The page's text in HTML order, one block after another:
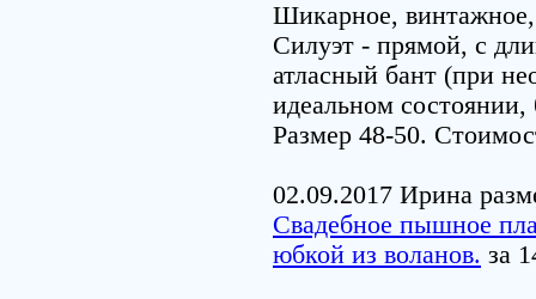
Шикарное, винтажное,
Силуэт - прямой, с
атласный бант (при
идеальном
Размер 48-50.
02.09.2017 Ирина
Свадебное пышное
юбкой из воланов. за